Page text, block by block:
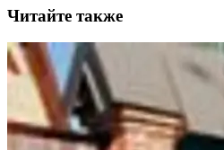
Читайте также